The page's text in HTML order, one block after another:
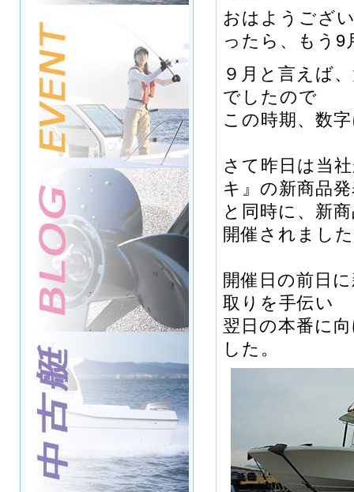
おはようござ
ったら、もう9
９月と言えば
でしたので
この時期、数
さて昨日は当
キ』の新商品
と同時に、新
開催されまし
開催日の前日
取りを手伝い
翌日の本番に
した。